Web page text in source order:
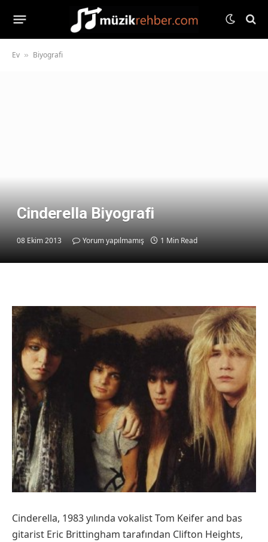
Ev » Biyografi
Cinderella Biyografi
08 Ekim 2013 Yorum yapılmamış 1 Min Read
Cinderella, 1983 yılında vokalist Tom Keifer and bas
gitarist Eric Brittingham tarafından Clifton Heights,